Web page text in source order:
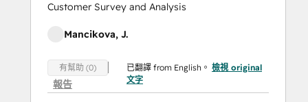
Customer Survey and Analysis
Mancikova, J.
有幫助 (0)
報告
已翻譯 from English。 檢視 original
文字